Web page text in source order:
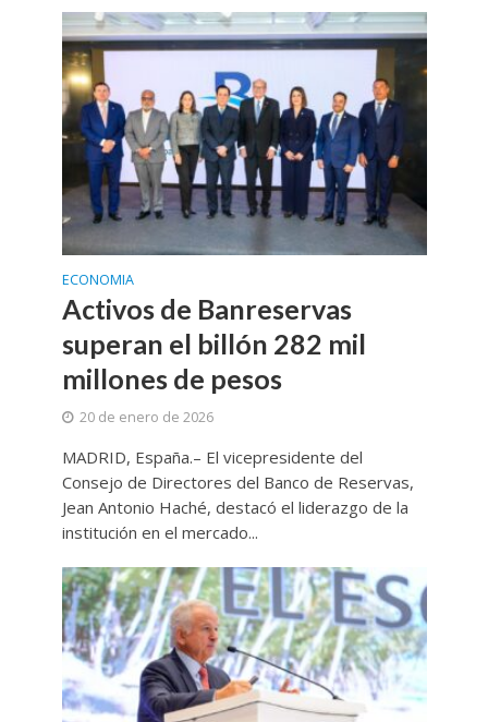
ECONOMIA
Activos de Banreservas
superan el billón 282 mil
millones de pesos
20 de enero de 2026
MADRID, España.– El vicepresidente del
Consejo de Directores del Banco de Reservas,
Jean Antonio Haché, destacó el liderazgo de la
institución en el mercado...